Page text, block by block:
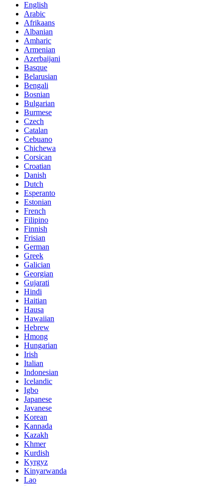
English
Arabic
Afrikaans
Albanian
Amharic
Armenian
Azerbaijani
Basque
Belarusian
Bengali
Bosnian
Bulgarian
Burmese
Czech
Catalan
Cebuano
Chichewa
Corsican
Croatian
Danish
Dutch
Esperanto
Estonian
French
Filipino
Finnish
Frisian
German
Greek
Galician
Georgian
Gujarati
Hindi
Haitian
Hausa
Hawaiian
Hebrew
Hmong
Hungarian
Irish
Italian
Indonesian
Icelandic
Igbo
Japanese
Javanese
Korean
Kannada
Kazakh
Khmer
Kurdish
Kyrgyz
Kinyarwanda
Lao